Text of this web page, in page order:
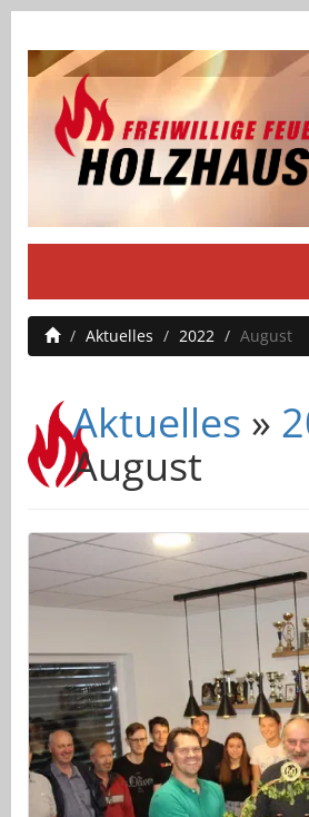
Aktuelles
2022 August
Aktuelles »
August